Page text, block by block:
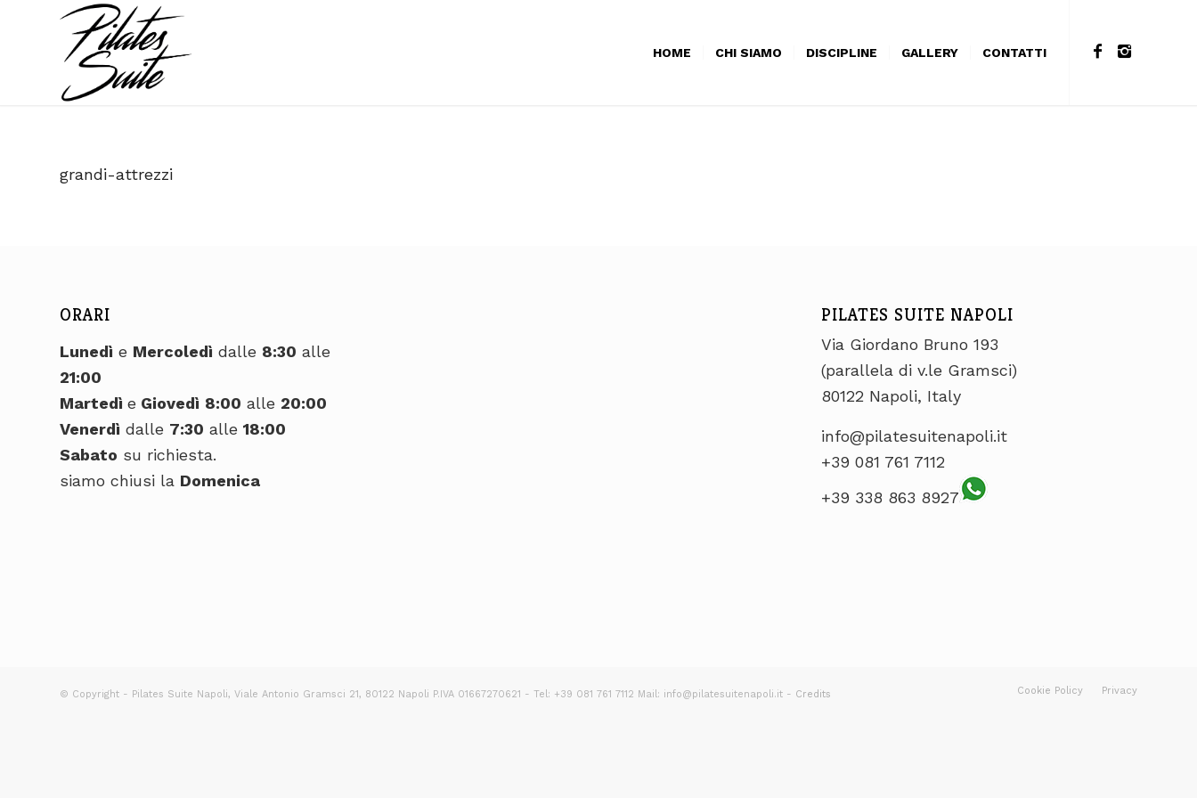
HOME CHI SIAMO DISCIPLINE GALLERY CONTATTI
grandi-attrezzi
ORARI
Lunedì e Mercoledì dalle 8:30 alle
21:00
Martedì e Giovedì 8:00 alle 20:00
Venerdì dalle 7:30 alle 18:00
Sabato su richiesta.
siamo chiusi la Domenica
PILATES SUITE NAPOLI
Via Giordano Bruno 193
(parallela di v.le Gramsci)
80122 Napoli, Italy
info@pilatesuitenapoli.it
+39 081 761 7112
+39 338 863 8927
© Copyright - Pilates Suite Napoli, Viale Antonio Gramsci 21, 80122 Napoli P.IVA 01667270621 - Tel: +39 081 761 7112 Mail: info@pilatesuitenapoli.it - Credits Cookie Policy Privacy